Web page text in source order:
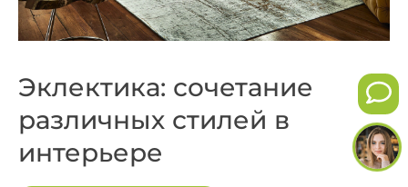
Эклектика: сочетание
различных стилей в
интерьере